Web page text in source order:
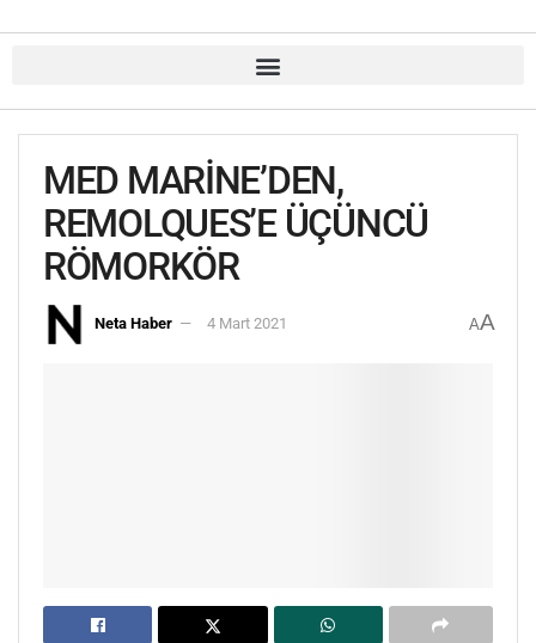
MED MARİNE’DEN,
REMOLQUES’E ÜÇÜNCÜ
RÖMORKÖR
Neta Haber 4 Mart 2021 AA